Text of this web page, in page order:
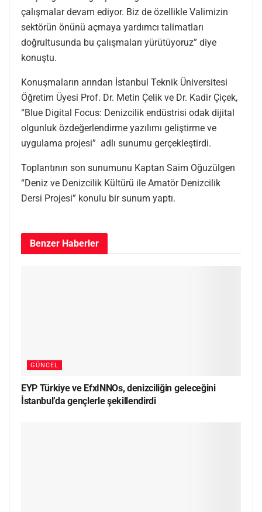
çalışmalar devam ediyor. Biz de özellikle Valimizin
sektörün önünü açmaya yardımcı talimatları
doğrultusunda bu çalışmaları yürütüyoruz” diye
konuştu.
Konuşmaların arından İstanbul Teknik Üniversitesi
Öğretim Üyesi Prof. Dr. Metin Çelik ve Dr. Kadir Çiçek,
“Blue Digital Focus: Denizcilik endüstrisi odak dijital
olgunluk özdeğerlendirme yazılımı geliştirme ve
uygulama projesi” adlı sunumu gerçekleştirdi.
Toplantının son sunumunu Kaptan Saim Oğuzülgen
“Deniz ve Denizcilik Kültürü ile Amatör Denizcilik
Dersi Projesi” konulu bir sunum yaptı.
Benzer Haberler
GÜNCEL
EYP Türkiye ve EfxINNOs, denizciliğin geleceğini
İstanbul’da gençlerle şekillendirdi